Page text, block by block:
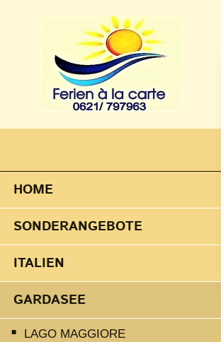
HOME
SONDERANGEBOTE
ITALIEN
GARDASEE
LAGO MAGGIORE